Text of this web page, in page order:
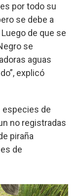
por todo su
se debe a
de que se
se
aguas
explicó
especies de
no registradas
piraña
de